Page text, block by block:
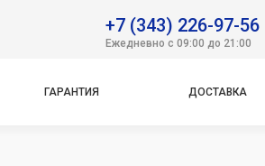
+7 (343) 226-97-56
Ежедневно с 09:00 до 21:00
ГАРАНТИЯ ДОСТАВКА